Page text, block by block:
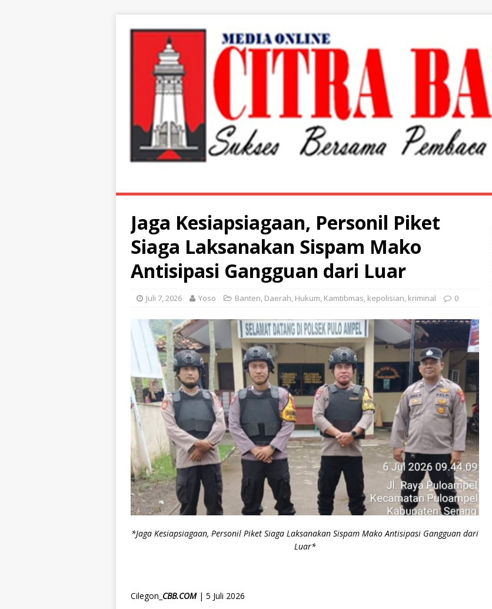
Jaga Kesiapsiagaan, Personil Piket
Siaga Laksanakan Sispam Mako
Antisipasi Gangguan dari Luar
Juli 7, 2026 Yoso Banten, Daerah, Hukum, Kamtibmas, kepolisian, kriminal 0
*Jaga Kesiapsiagaan, Personil Piket Siaga Laksanakan Sispam Mako Antisipasi Gangguan dari
Luar*
Cilegon_ CBB.COM| 5 Juli 2026